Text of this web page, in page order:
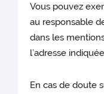
Vous pouvez
au responsable
dans les
l’adresse
En cas de doute